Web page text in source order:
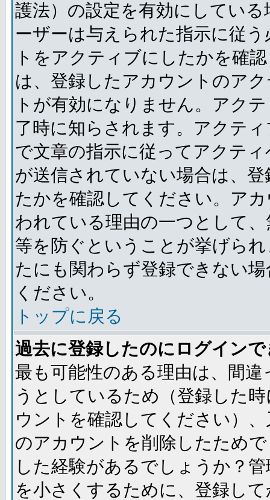
護法）の設定を有効にしてい
ーザーは与えられた指示に従
トをアクティブにしたかを確
は、登録したアカウントのア
トが有効になりません。アク
了時に知らされます。アクテ
で文章の指示に従ってアクテ
が送信されていない場合は、
たかを確認してください。ア
われている理由の一つとして
等を防ぐということが挙げら
たにも関わらず登録できない
ください。
トップに戻る
過去に登録したのにログイン
最も可能性のある理由は、間
うとしているため（登録した
ウントを確認してください）
のアカウントを削除したため
した経験があるでしょうか？
を小さくするために、登録し